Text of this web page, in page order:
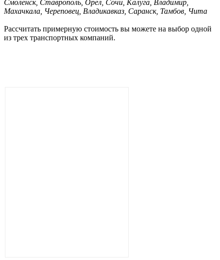
Смоленск, Ставрополь, Орел, Сочи, Калуга, Владимир,
Махачкала, Череповец, Владикавказ, Саранск, Тамбов, Чита
Рассчитать примерную стоимость вы можете на выбор одной
из трех транспортных компаний.